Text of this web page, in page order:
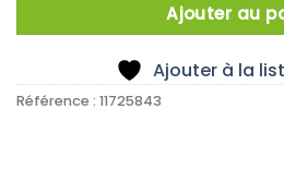
Ajouter au
Ajouter à la
Référence : 11725843